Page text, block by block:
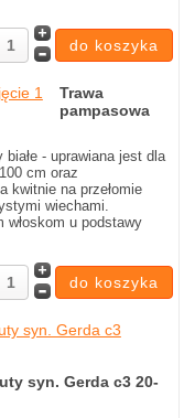
Trawa
pampasowa
- uprawiana jest dla
cm oraz
kwitnie na przełomie
wiechami.
włoskom u podstawy
syn. Gerda c3 20-